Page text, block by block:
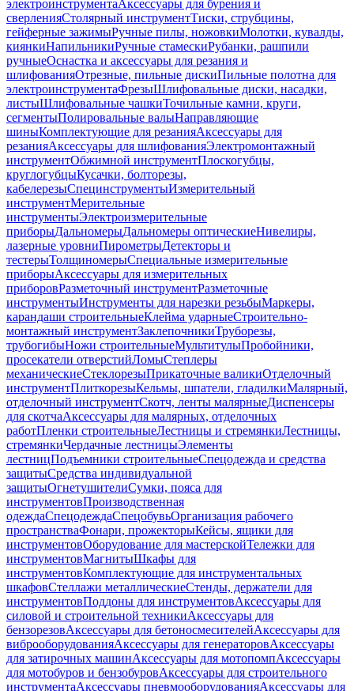
электроинструментаАксессуары для бурения и
сверленияСтолярный инструментТиски, струбцины,
гейферные зажимыРучные пилы, ножовкиМолотки, кувалды,
киянкиНапильникиРучные стамескиРубанки, рашпили
ручныеОснастка и аксессуары для резания и
шлифованияОтрезные, пильные дискиПильные полотна для
электроинструментаФрезыШлифовальные диски, насадки,
листыШлифовальные чашкиТочильные камни, круги,
сегментыПолировальные валыНаправляющие
шиныКомплектующие для резанияАксессуары для
резанияАксессуары для шлифованияЭлектромонтажный
инструментОбжимной инструментПлоскогубцы,
круглогубцыКусачки, болторезы,
кабелерезыСпецинструментыИзмерительный
инструментМерительные
инструментыЭлектроизмерительные
приборыДальномерыДальномеры оптическиеНивелиры,
лазерные уровниПирометрыДетекторы и
тестерыТолщиномерыСпециальные измерительные
приборыАксессуары для измерительных
приборовРазметочный инструментРазметочные
инструментыИнструменты для нарезки резьбыМаркеры,
карандаши строительныеКлейма ударныеСтроительно-
монтажный инструментЗаклепочникиТруборезы,
трубогибыНожи строительныеМультитулыПробойники,
просекатели отверстийЛомыСтеплеры
механическиеСтеклорезыПрикаточные валикиОтделочный
инструментПлиткорезыКельмы, шпатели, гладилкиМалярный,
отделочный инструментСкотч, ленты малярныеДиспенсеры
для скотчаАксессуары для малярных, отделочных
работПленки строительныеЛестницы и стремянкиЛестницы,
стремянкиЧердачные лестницыЭлементы
лестницПодъемники строительныеСпецодежда и средства
защитыСредства индивидуальной
защитыОгнетушителиСумки, пояса для
инструментовПроизводственная
одеждаСпецодеждаСпецобувьОрганизация рабочего
пространстваФонари, прожекторыКейсы, ящики для
инструментовОборудование для мастерскойТележки для
инструментовМагнитыШкафы для
инструментовКомплектующие для инструментальных
шкафовСтеллажи металлическиеСтенды, держатели для
инструментовПоддоны для инструментовАксессуары для
силовой и строительной техникиАксессуары для
бензорезовАксессуары для бетоносмесителейАксессуары для
виброоборудованияАксессуары для генераторовАксессуары
для затирочных машинАксессуары для мотопомпАксессуары
для мотобуров и бензобуровАксессуары для строительного
инструментаАксессуары пневмооборудованияАксессуары для